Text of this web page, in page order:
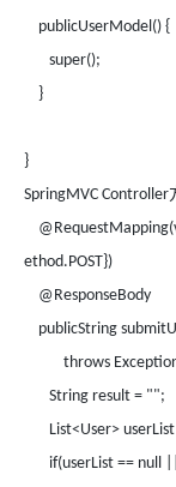
publicUserModel() {
super();
}
}
SpringMVC Controller
ethod.POST})
@ResponseBody
publicString
throws
String result = "";
List<User>
if(userList == null